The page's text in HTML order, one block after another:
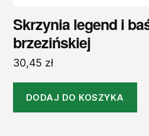
Skrzynia legend i
brzezińskiej
30,45 zł
DODAJ DO KOSZYKA